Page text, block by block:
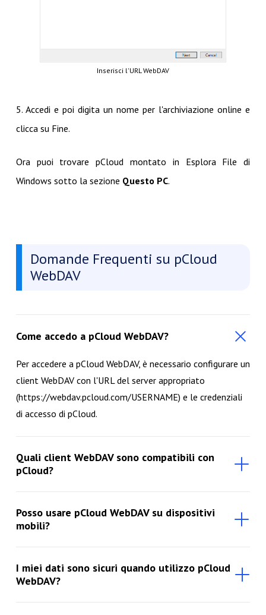
Inserisci l'URL WebDAV
5. Accedi e poi digita un nome per l'archiviazione online e
clicca su Fine.
Ora puoi trovare pCloud montato in Esplora File di
Windows sotto la sezione Questo PC.
Domande Frequenti su pCloud
WebDAV
Come accedo a pCloud WebDAV?
Per accedere a pCloud WebDAV, è necessario configurare un
client WebDAV con l'URL del server appropriato
(https://webdav.pcloud.com/USERNAME) e le credenziali
di accesso di pCloud.
Quali client WebDAV sono compatibili con
pCloud?
Posso usare pCloud WebDAV su dispositivi
mobili?
I miei dati sono sicuri quando utilizzo pCloud
WebDAV?